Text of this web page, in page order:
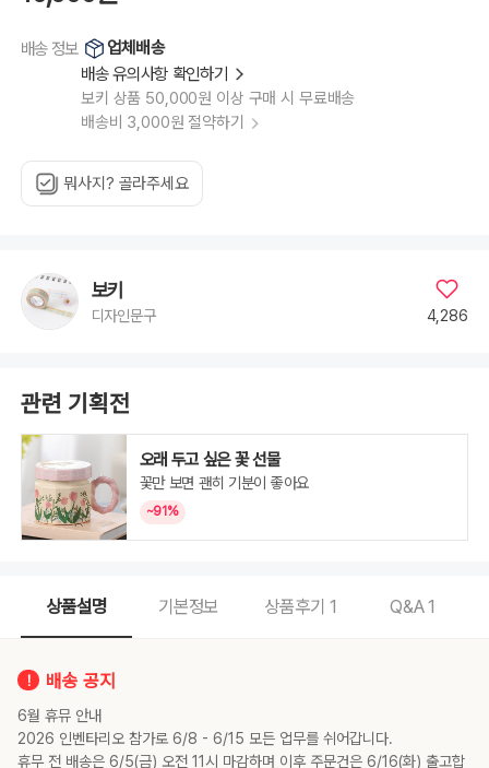
배송 정보
업체배송
배송 유의사항 확인하기
보키 상품 50,000원 이상 구매 시 무료배송
배송비 3,000원 절약하기
뭐사지? 골라주세요
보키
디자인문구 4,286
관련 기획전
오래 두고 싶은 꽃 선물
꽃만 보면 괜히 기분이 좋아요
~91%
상품설명 기본정보 상품후기 1 Q&A1
배송 공지
6월 휴뮤 안내
2026 인벤타리오 참가로 6/8 - 6/15 모든 업무를 쉬어갑니다.
휴무 전 배송은 6/5(금) 오전 11시 마감하며 이후 주문건은 6/16(화) 출고합